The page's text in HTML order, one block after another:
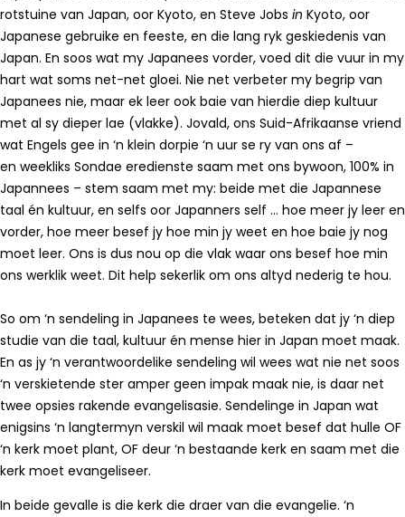
rotstuine van Japan, oor Kyoto, en Steve Jobs in Kyoto, oor
Japanese gebruike en feeste, en die lang ryk geskiedenis van
Japan. En soos wat my Japanees vorder, voed dit die vuur in my
hart wat soms net-net gloei. Nie net verbeter my begrip van
Japanees nie, maar ek leer ook baie van hierdie diep kultuur
met al sy dieper lae (vlakke). Jovald, ons Suid-Afrikaanse vriend
wat Engels gee in ‘n klein dorpie ‘n uur se ry van ons af –
en weekliks Sondae eredienste saam met ons bywoon, 100% in
Japannees – stem saam met my: beide met die Japannese
taal én kultuur, en selfs oor Japanners self … hoe meer jy leer en
vorder, hoe meer besef jy hoe min jy weet en hoe baie jy nog
moet leer. Ons is dus nou op die vlak waar ons besef hoe min
ons werklik weet. Dit help sekerlik om ons altyd nederig te hou.
So om ‘n sendeling in Japanees te wees, beteken dat jy ‘n diep
studie van die taal, kultuur én mense hier in Japan moet maak.
En as jy ‘n verantwoordelike sendeling wil wees wat nie net soos
‘n verskietende ster amper geen impak maak nie, is daar net
twee opsies rakende evangelisasie. Sendelinge in Japan wat
enigsins ‘n langtermyn verskil wil maak moet besef dat hulle OF
‘n kerk moet plant, OF deur ‘n bestaande kerk en saam met die
kerk moet evangeliseer.
In beide gevalle is die kerk die draer van die evangelie. ‘n